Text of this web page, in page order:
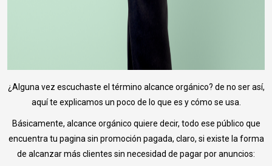
¿Alguna vez escuchaste el término alcance orgánico? de no ser así,
aquí te explicamos un poco de lo que es y cómo se usa.
Básicamente, alcance orgánico quiere decir, todo ese público que
encuentra tu pagina sin promoción pagada, claro, si existe la forma
de alcanzar más clientes sin necesidad de pagar por anuncios: